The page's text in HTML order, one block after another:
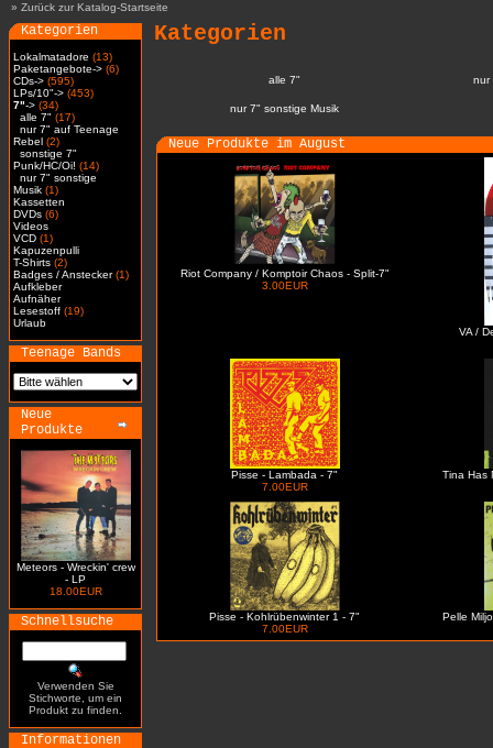
» Zurück zur Katalog-Startseite
Kategorien
Lokalmatadore (13)
Paketangebote-> (6)
CDs-> (595)
LPs/10"-> (453)
7"-> (34)
alle 7" (17)
nur 7" auf Teenage
Rebel (2)
sonstige 7"
Punk/HC/Oi! (14)
nur 7" sonstige
Musik (1)
Kassetten
DVDs (6)
Videos
VCD (1)
Kapuzenpulli
T-Shirts (2)
Badges / Anstecker(1)
Aufkleber
Aufnäher
Lesestoff (19)
Urlaub
Teenage Bands
Neue
Produkte
Meteors - Wreckin' crew
- LP
18.00EUR
Schnellsuche
Verwenden Sie
Stichworte, um ein
Produkt zu finden.
Informationen
Kategorien
alle 7" nur
nur 7" sonstige Musik
Neue Produkte im August
Riot Company / Komptoir Chaos - Split-7"
3.00EUR
VA /
Pisse - Lambada - 7"
7.00EUR
Tina Has
Pisse - Kohlrübenwinter 1 - 7"
7.00EUR
Pelle